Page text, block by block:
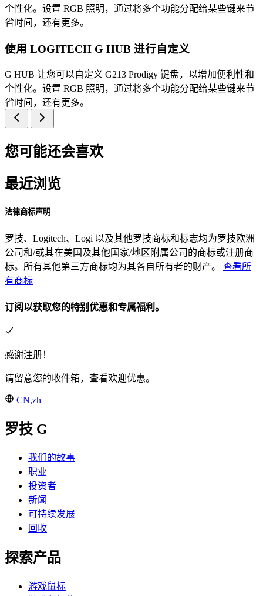
个性化。设置 RGB 照明，通过将多个功能分配给某些键来节
省时间，还有更多。
使用 LOGITECH G HUB 进行自定义
G HUB 让您可以自定义 G213 Prodigy 键盘，以增加便利性和
个性化。设置 RGB 照明，通过将多个功能分配给某些键来节
省时间，还有更多。
您可能还会喜欢
最近浏览
法律商标声明
罗技、Logitech、Logi 以及其他罗技商标和标志均为罗技欧洲
公司和/或其在美国及其他国家/地区附属公司的商标或注册商
标。所有其他第三方商标均为其各自所有者的财产。 查看所
有商标
订阅以获取您的特别优惠和专属福利。
感谢注册！
请留意您的收件箱，查看欢迎优惠。
CN,zh
罗技 G
我们的故事
职业
投资者
新闻
可持续发展
回收
探索产品
游戏鼠标